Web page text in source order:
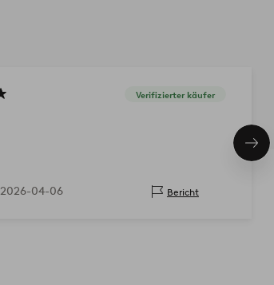
Verifizierter käufer
2026-04-06 Bericht